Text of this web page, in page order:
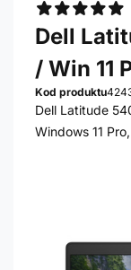
Dell
/ Win 11
Kod produktu
Dell Latitude
Windows 11